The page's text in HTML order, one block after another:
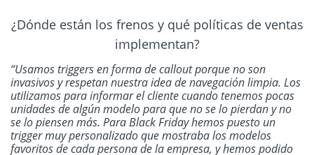
¿Dónde están los frenos y qué políticas de ventas
implementan?
“Usamos triggers en forma de callout porque no son
invasivos y respetan nuestra idea de navegación limpia. Los
utilizamos para informar el cliente cuando tenemos pocas
unidades de algún modelo para que no se lo pierdan y no
se lo piensen más. Para Black Friday hemos puesto un
trigger muy personalizado que mostraba los modelos
favoritos de cada persona de la empresa, y hemos podido